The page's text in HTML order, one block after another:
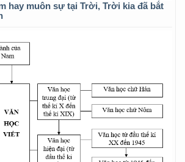
hay muôn sự tại Trời, Trời kia đã bắt